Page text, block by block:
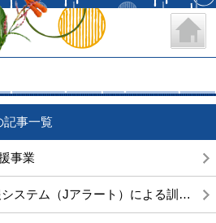
藍住町
記事一覧
事業
令和８年度 全国瞬時警報システム（Jアラート）による訓練放送日程